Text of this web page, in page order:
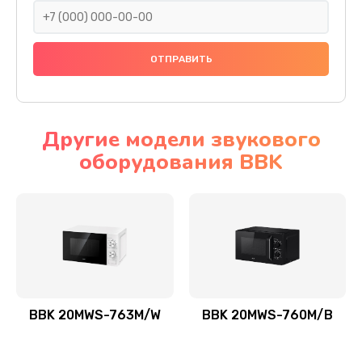
Другие модели звукового
оборудования BBK
BBK 20MWS-763M/W BBK 20MWS-760M/B